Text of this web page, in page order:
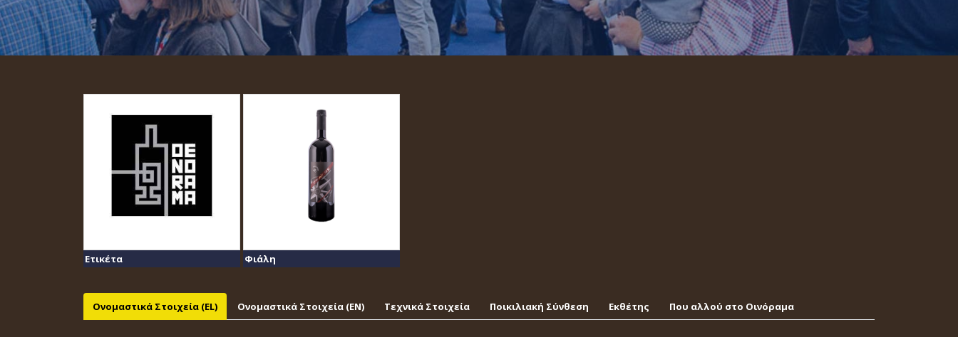
Ετικέτα Φιάλη
Ονομαστικά Στοιχεία (EL) Ονομαστικά Στοιχεία (EΝ) Τεχνικά Στοιχεία Ποικιλιακή Σύνθεση Εκθέτης Που αλλού στο Οινόραμα